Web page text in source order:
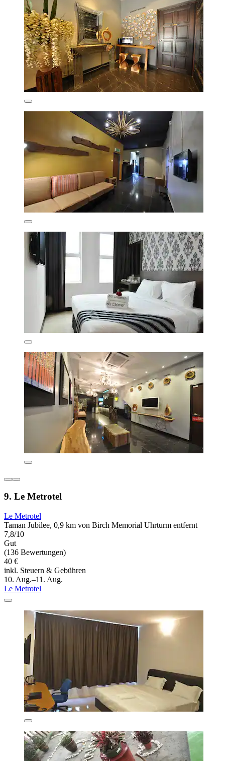
9. Le Metrotel
Le Metrotel
Taman Jubilee, 0,9 km von Birch Memorial Uhrturm entfernt
7,8/10
Gut
(136 Bewertungen)
40 €
inkl. Steuern & Gebühren
10. Aug.–11. Aug.
Le Metrotel